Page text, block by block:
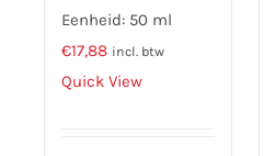
Eenheid: 50 ml
€17,88 incl. btw
Quick View